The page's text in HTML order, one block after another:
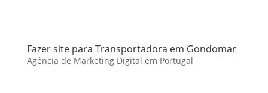
Fazer site para Transportadora em Gondomar
Agência de Marketing Digital em Portugal